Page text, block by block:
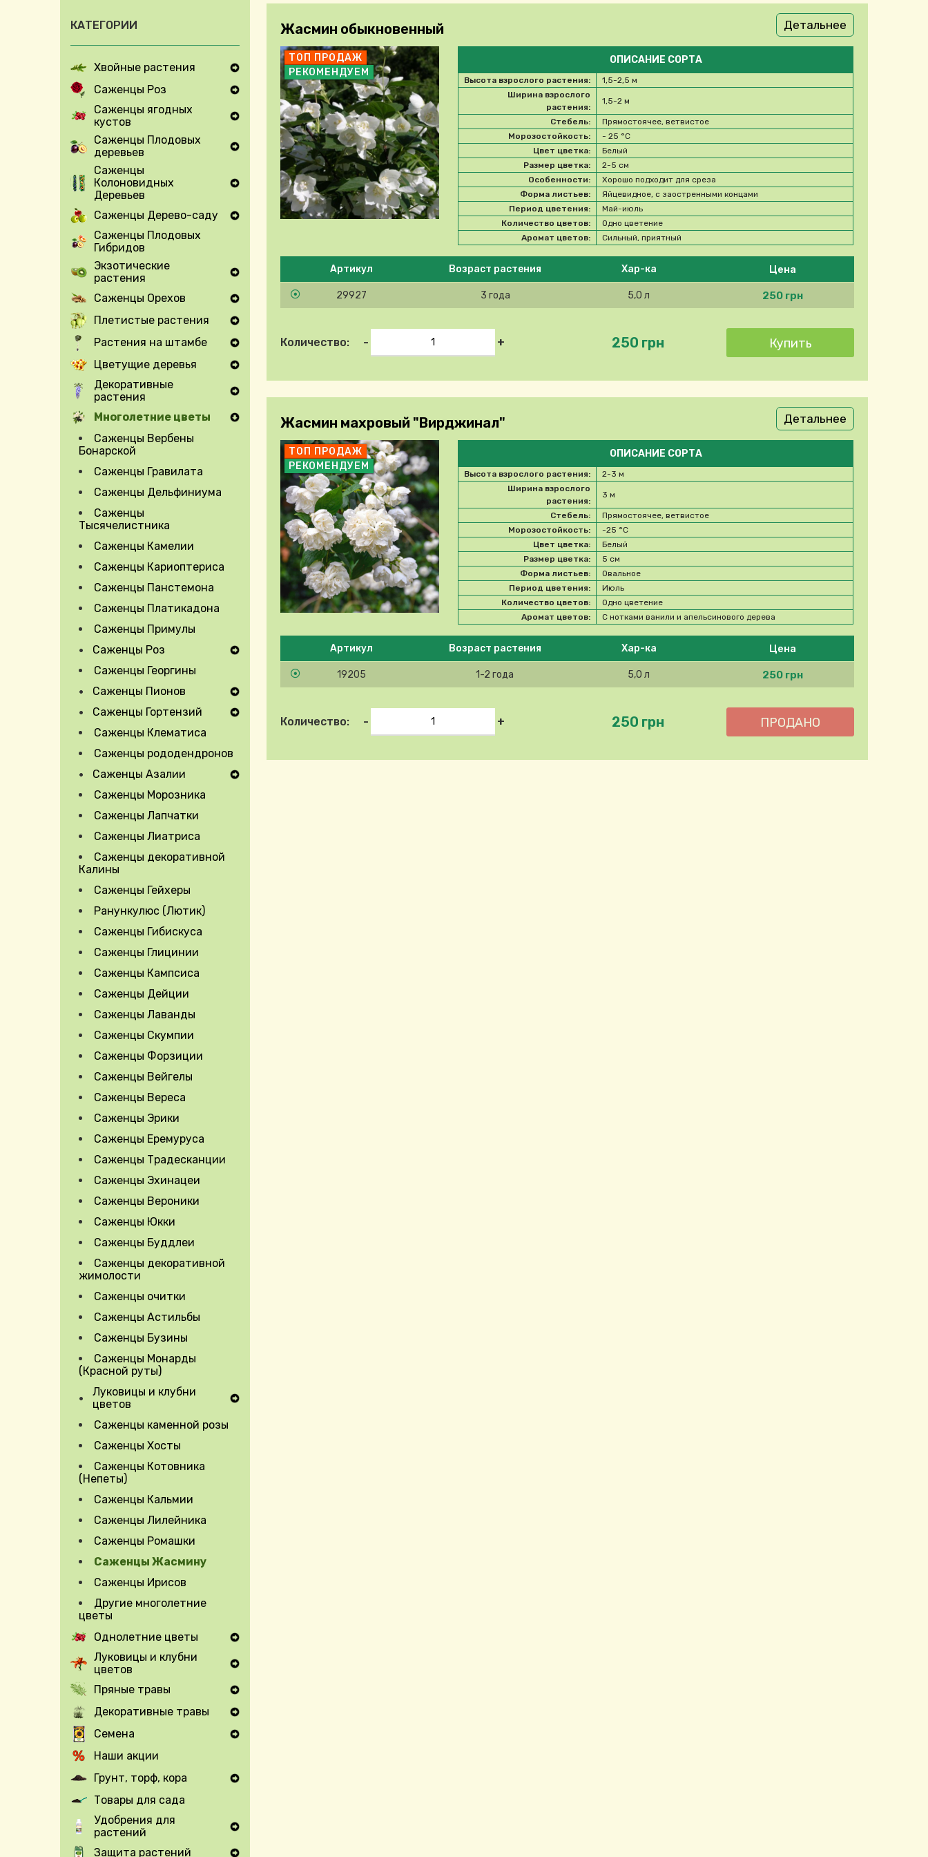
КАТЕГОРИИ
Хвойные растения
Expand Secondary Navigation Menu
Саженцы Роз
Expand Secondary Navigation Menu
Саженцы ягодных
кустов
Expand Secondary Navigation Menu
Саженцы Плодовых
деревьев
Expand Secondary Navigation Menu
Саженцы
Колоновидных
Деревьев
Expand Secondary Navigation Menu
Саженцы Дерево-саду
Expand Secondary Navigation Menu
Саженцы Плодовых
Гибридов
Экзотические
растения
Expand Secondary Navigation Menu
Саженцы Орехов
Expand Secondary Navigation Menu
Плетистые растения
Expand Secondary Navigation Menu
Растения на штамбе
Expand Secondary Navigation Menu
Цветущие деревья
Expand Secondary Navigation Menu
Декоративные
растения
Expand Secondary Navigation Menu
Многолетние цветы
Expand Secondary Navigation Menu
Саженцы Вербены
Бонарской
Саженцы Гравилата
Саженцы Дельфиниума
Саженцы
Тысячелистника
Саженцы Камелии
Саженцы Кариоптериса
Саженцы Панстемона
Саженцы Платикадона
Саженцы Примулы
Саженцы Роз
Expand Secondary Navigation Menu
Саженцы Георгины
Саженцы Пионов
Expand Secondary Navigation Menu
Саженцы Гортензий
Expand Secondary Navigation Menu
Саженцы Клематиса
Саженцы рододендронов
Саженцы Азалии
Expand Secondary Navigation Menu
Саженцы Морозника
Саженцы Лапчатки
Саженцы Лиатриса
Саженцы декоративной
Калины
Саженцы Гейхеры
Ранункулюс (Лютик)
Саженцы Гибискуса
Саженцы Глицинии
Саженцы Кампсиса
Саженцы Дейции
Саженцы Лаванды
Саженцы Скумпии
Саженцы Форзиции
Саженцы Вейгелы
Саженцы Вереса
Саженцы Эрики
Саженцы Еремуруса
Саженцы Традесканции
Саженцы Эхинацеи
Саженцы Вероники
Саженцы Юкки
Саженцы Буддлеи
Саженцы декоративной
жимолости
Саженцы очитки
Саженцы Астильбы
Саженцы Бузины
Саженцы Монарды
(Красной руты)
Луковицы и клубни
цветов
Expand Secondary Navigation Menu
Саженцы каменной розы
Саженцы Хосты
Саженцы Котовника
(Непеты)
Саженцы Кальмии
Саженцы Лилейника
Саженцы Ромашки
Саженцы Жасмину
Саженцы Ирисов
Другие многолетние
цветы
Однолетние цветы
Expand Secondary Navigation Menu
Луковицы и клубни
цветов
Expand Secondary Navigation Menu
Пряные травы
Expand Secondary Navigation Menu
Декоративные травы
Expand Secondary Navigation Menu
Семена
Expand Secondary Navigation Menu
Наши акции
Грунт, торф, кора
Expand Secondary Navigation Menu
Товары для сада
Удобрения для
растений
Expand Secondary Navigation Menu
Защита растений
Жасмин обыкновенный Детальнее
ТОП ПРОДАЖ
РЕКОМЕНДУЕМ
ОПИСАНИЕ СОРТА
Высота взрослого растения:
1,5-2,5 м
Ширина взрослого
растения:
1,5-2 м
Стебель:
Прямостоячее, ветвистое
Морозостойкость:
- 25 °C
Цвет цветка:
Белый
Размер цветка:
2-5 см
Особенности:
Хорошо подходит для среза
Форма листьев:
Яйцевидное, с заостренными концами
Период цветения:
Май-июль
Количество цветов:
Одно цветение
Аромат цветов:
Сильный, приятный
Please select product
Артикул Возраст растения Хар-ка Цена
29927 3 года 5,0 л 250 грн
Количество: - + 250 грн
Жасмин махровый "Вирджинал" Детальнее
ТОП ПРОДАЖ
РЕКОМЕНДУЕМ
ОПИСАНИЕ СОРТА
Высота взрослого растения:
2-3 м
Ширина взрослого
растения:
3 м
Стебель:
Прямостоячее, ветвистое
Морозостойкость:
-25 °C
Цвет цветка:
Белый
Размер цветка:
5 см
Форма листьев:
Овальное
Период цветения:
Июль
Количество цветов:
Одно цветение
Аромат цветов:
С нотками ванили и апельсинового дерева
Please select product
Артикул Возраст растения Хар-ка Цена
19205 1-2 года 5,0 л 250 грн
Количество: - + 250 грн